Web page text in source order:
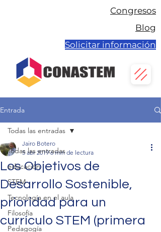
Congresos
Blog
Solicitar información
Entrada
Todas las entradas
educación
STEM
Tecnología en el aula
Filosofía
Pedagogía
Todas las entradas
Los Objetivos de
Desarrollo Sostenible,
prioridad para un
currículo STEM (primera
Jairo Botero
5 abr 2019 6 min de lectura